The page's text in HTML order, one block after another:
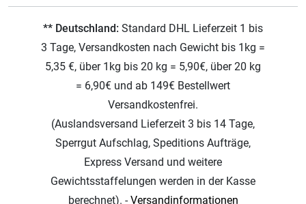
** Deutschland: Standard DHL Lieferzeit 1 bis
3 Tage, Versandkosten nach Gewicht bis 1kg =
5,35 €, über 1kg bis 20 kg = 5,90€, über 20 kg
= 6,90€ und ab 149€ Bestellwert
Versandkostenfrei.
(Auslandsversand Lieferzeit 3 bis 14 Tage,
Sperrgut Aufschlag, Speditions Aufträge,
Express Versand und weitere
Gewichtsstaffelungen werden in der Kasse
berechnet). -Versandinformationen